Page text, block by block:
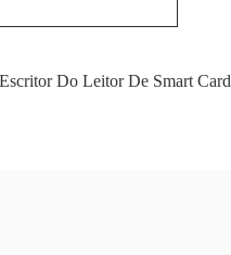
Escritor Do Leitor De Smart Card